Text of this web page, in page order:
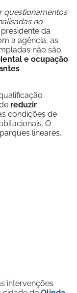
questionamentos
no
da
a agência, as
não são
e ocupação
reduzir
condições de
O
lineares,
intervenções